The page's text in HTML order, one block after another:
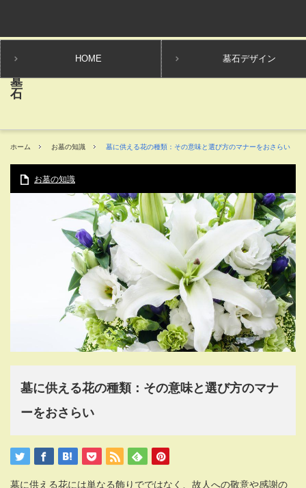
HOME 墓石デザイン
ホーム お墓の知識 墓に供える花の種類：その意味と選び方のマナーをおさらい
お墓の知識
墓に供える花の種類：その意味と選び方のマナ
ーをおさらい
墓に供える花には単なる飾りでではなく、故人への敬意や感謝の